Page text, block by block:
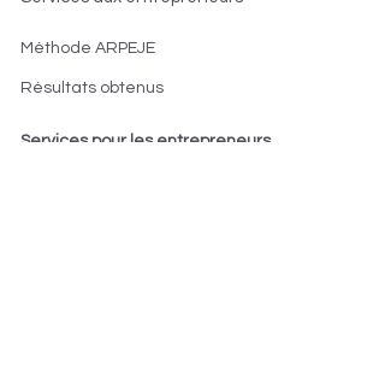
Méthode ARPEJE
Résultats obtenus
Services pour les entrepreneurs